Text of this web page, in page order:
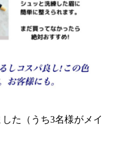
た（うち3名様がメイ